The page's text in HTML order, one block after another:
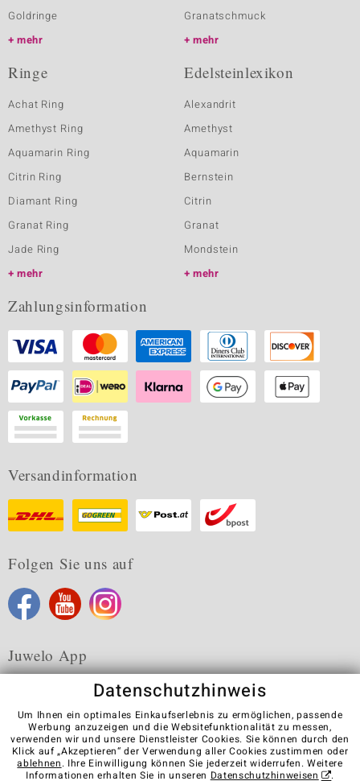
Goldringe
mehr
Granatschmuck
mehr
Ringe
Achat Ring
Amethyst Ring
Aquamarin Ring
Citrin Ring
Diamant Ring
Granat Ring
Jade Ring
mehr
Edelsteinlexikon
Alexandrit
Amethyst
Aquamarin
Bernstein
Citrin
Granat
Mondstein
mehr
Zahlungsinformation
Versandinformation
Folgen Sie uns auf
Juwelo App
Karriere AGB Datenschutz Cookies
Impressum
Kontakt
Vertrag widerrufen
Datenschutzhinweis
Um Ihnen ein optimales Einkaufserlebnis zu ermöglichen, passende
Werbung anzuzeigen und die Websitefunktionalität zu messen,
verwenden wir und unsere Dienstleister Cookies. Sie können durch den
Klick auf „Akzeptieren“ der Verwendung aller Cookies zustimmen oder
ablehnen. Ihre Einwilligung können Sie jederzeit widerrufen. Weitere
Informationen erhalten Sie in unseren Datenschutzhinweisen .